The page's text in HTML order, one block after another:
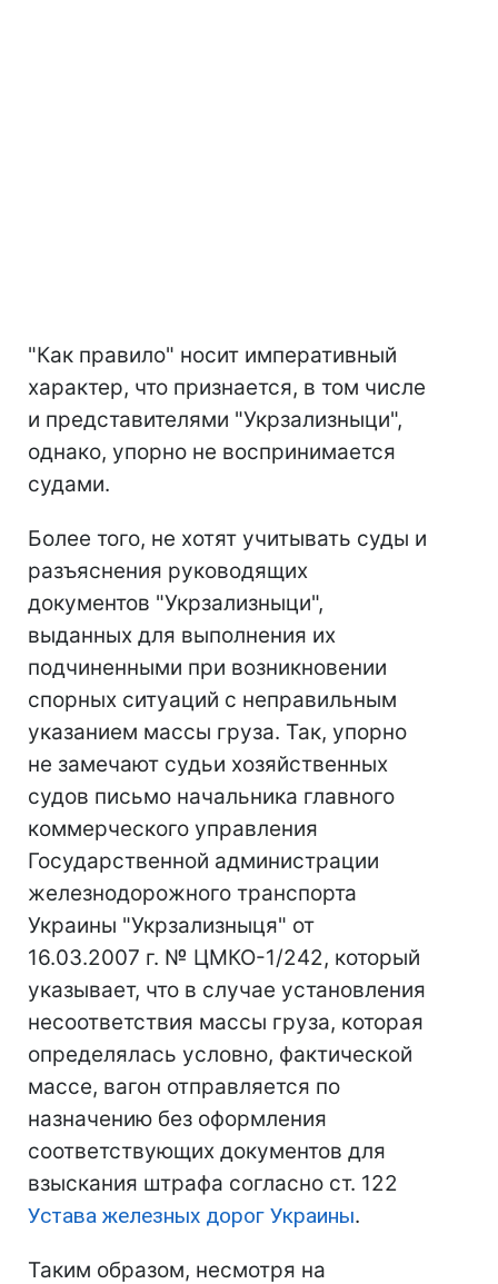
"Как правило" носит императивный
характер, что признается, в том числе
и представителями "Укрзализныци",
однако, упорно не воспринимается
судами.
Более того, не хотят учитывать суды и
разъяснения руководящих
документов "Укрзализныци",
выданных для выполнения их
подчиненными при возникновении
спорных ситуаций с неправильным
указанием массы груза. Так, упорно
не замечают судьи хозяйственных
судов письмо начальника главного
коммерческого управления
Государственной администрации
железнодорожного транспорта
Украины "Укрзализныця" от
16.03.2007 г. № ЦМКО-1/242, который
указывает, что в случае установления
несоответствия массы груза, которая
определялась условно, фактической
массе, вагон отправляется по
назначению без оформления
соответствующих документов для
взыскания штрафа согласно ст. 122
Устава железных дорог Украины.
Таким образом, несмотря на